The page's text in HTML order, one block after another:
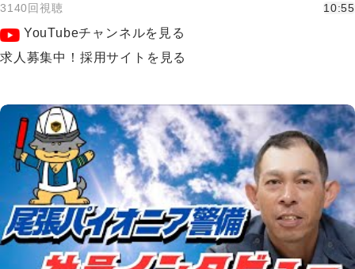
3140回視聴 10:55
YouTubeチャンネルを見る
求人募集中！採用サイトを見る